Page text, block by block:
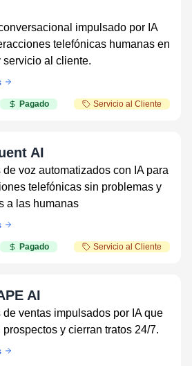
impulsado por IA
telefónicas humanas en
servicio al cliente.
Pagado Servicio al Cliente
AI
de voz automatizados con IA para
telefónicas sin problemas y
a las humanas
Pagado Servicio al Cliente
AI
de ventas impulsados por IA que
y cierran tratos 24/7.